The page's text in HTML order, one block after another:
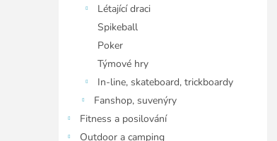
Létající draci
Spikeball
Poker
Týmové hry
In-line, skateboard, trickboardy
Fanshop, suvenýry
Fitness a posilování
Outdoor a camping